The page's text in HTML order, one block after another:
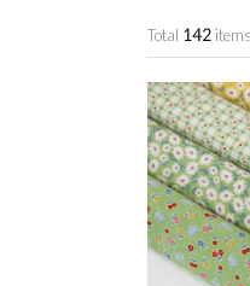
Total 142